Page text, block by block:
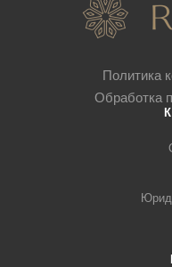
Политика
Обработка